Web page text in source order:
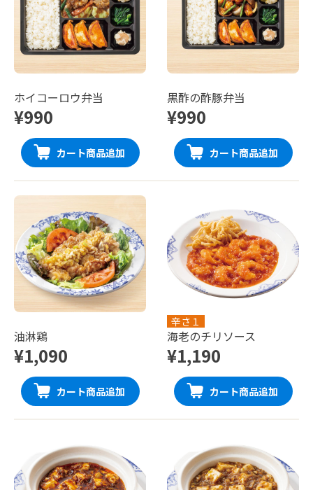
ホイコーロウ弁当
¥990
カート商品追加
黒酢の酢豚弁当
¥990
カート商品追加
油淋鶏
¥1,090
カート商品追加
辛さ１
海老のチリソース
¥1,190
カート商品追加